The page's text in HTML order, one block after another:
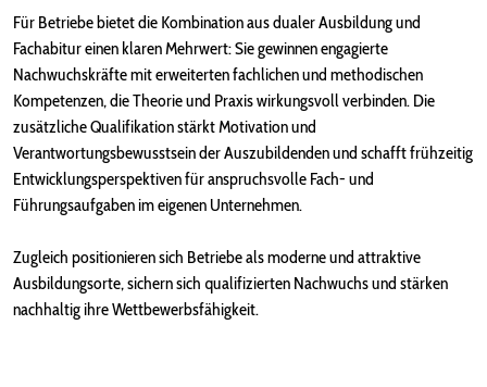
Für Betriebe bietet die Kombination aus dualer Ausbildung und
Fachabitur einen klaren Mehrwert: Sie gewinnen engagierte
Nachwuchskräfte mit erweiterten fachlichen und methodischen
Kompetenzen, die Theorie und Praxis wirkungsvoll verbinden. Die
zusätzliche Qualifikation stärkt Motivation und
Verantwortungsbewusstsein der Auszubildenden und schafft frühzeitig
Entwicklungsperspektiven für anspruchsvolle Fach- und
Führungsaufgaben im eigenen Unternehmen.
Zugleich positionieren sich Betriebe als moderne und attraktive
Ausbildungsorte, sichern sich qualifizierten Nachwuchs und stärken
nachhaltig ihre Wettbewerbsfähigkeit.